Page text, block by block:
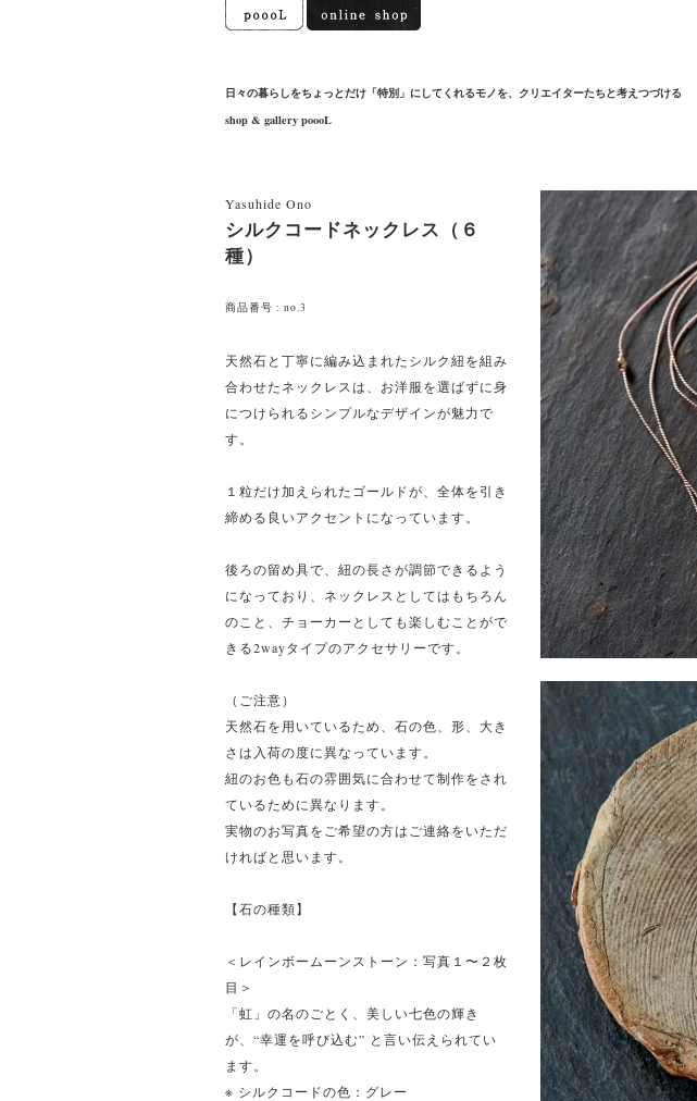
日々の暮らしをちょっとだけ「特別」にしてくれるモノを、クリエイターたちと考えつづける
shop & gallery poooL
Yasuhide Ono
シルクコードネックレス（６
種）
商品番号 : no.3
天然石と丁寧に編み込まれたシルク紐を組み
合わせたネックレスは、お洋服を選ばずに身
につけられるシンプルなデザインが魅力で
す。
１粒だけ加えられたゴールドが、全体を引き
締める良いアクセントになっています。
後ろの留め具で、紐の長さが調節できるよう
になっており、ネックレスとしてはもちろん
のこと、チョーカーとしても楽しむことがで
きる2wayタイプのアクセサリーです。
（ご注意）
天然石を用いているため、石の色、形、大き
さは入荷の度に異なっています。
紐のお色も石の雰囲気に合わせて制作をされ
ているために異なります。
実物のお写真をご希望の方はご連絡をいただ
ければと思います。
【石の種類】
＜レインボームーンストーン：写真１〜２枚
目＞
「虹」の名のごとく、美しい七色の輝き
が、“幸運を呼び込む” と言い伝えられてい
ます。
※ シルクコードの色：グレー